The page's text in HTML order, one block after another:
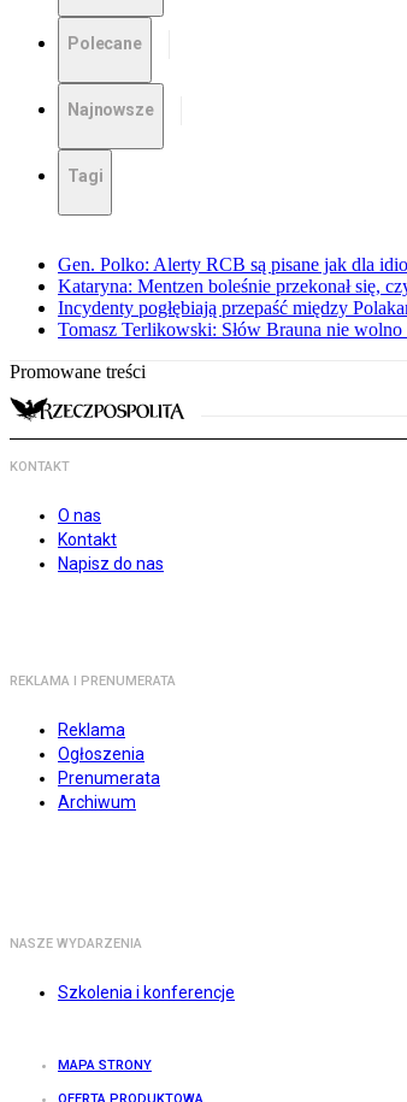
Polecane
Najnowsze
Tagi
Gen. Polko: Alerty RCB są pisane jak dla
Kataryna: Mentzen boleśnie przekonał się,
Incydenty pogłębiają przepaść między
Tomasz Terlikowski: Słów Brauna nie
Promowane treści
KONTAKT
O nas
Kontakt
Napisz do nas
REKLAMA I PRENUMERATA
Reklama
Ogłoszenia
Prenumerata
Archiwum
NASZE WYDARZENIA
Szkolenia i konferencje
MAPA STRONY